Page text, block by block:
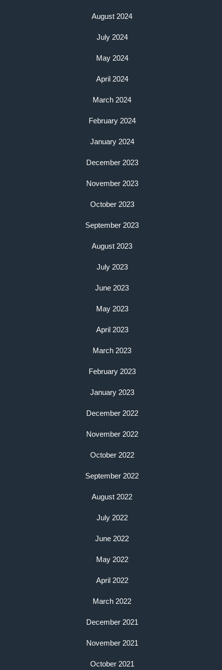
August 2024
July 2024
May 2024
April 2024
March 2024
February 2024
January 2024
December 2023
November 2023
October 2023
September 2023
August 2023
July 2023
June 2023
May 2023
April 2023
March 2023
February 2023
January 2023
December 2022
November 2022
October 2022
September 2022
August 2022
July 2022
June 2022
May 2022
April 2022
March 2022
December 2021
November 2021
October 2021